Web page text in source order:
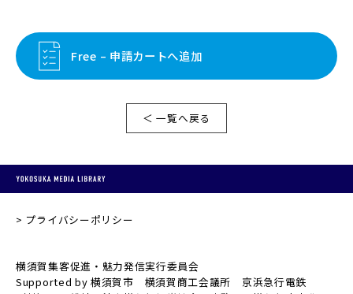
Free – 申請カートへ追加
＜ 一覧へ戻る
プライバシーポリシー
横須賀集客促進・魅力発信実行委員会
Supported by 横須賀市 横須賀商工会議所 京浜急行電鉄